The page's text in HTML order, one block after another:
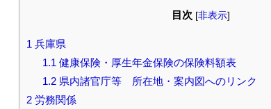
目次 [非表示]
1 兵庫県
1.1 健康保険・厚生年金保険の保険料額表
1.2県内諸官庁等 所在地・案内図へのリンク
2労務関係